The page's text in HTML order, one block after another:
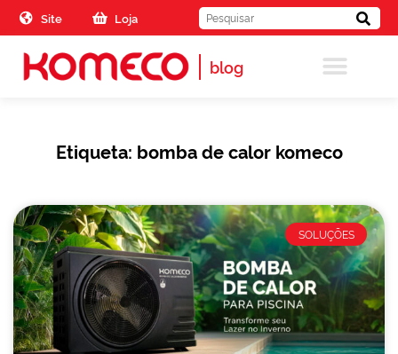
Skip to the content
Site Loja
blog
Etiqueta: bomba de calor komeco
SOLUÇÕES